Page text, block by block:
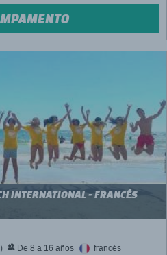
INTERNATIONAL - FRANCÉS
De 8 a 16 años francés